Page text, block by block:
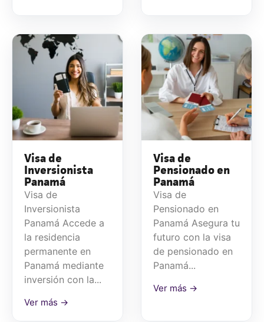
Visa de
Inversionista
Panamá
Visa de
Inversionista
Panamá Accede a
la residencia
permanente en
Panamá mediante
inversión con la...
Ver más →
Visa de
Pensionado en
Panamá
Visa de
Pensionado en
Panamá Asegura tu
futuro con la visa
de pensionado en
Panamá...
Ver más →